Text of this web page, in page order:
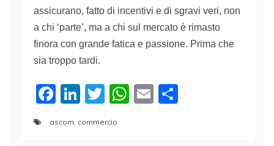
assicurano, fatto di incentivi e di sgravi veri, non
a chi ‘parte’, ma a chi sul mercato è rimasto
finora con grande fatica e passione. Prima che
sia troppo tardi.
F
c
Li
k
T
w
itt
W E
ascom commercio